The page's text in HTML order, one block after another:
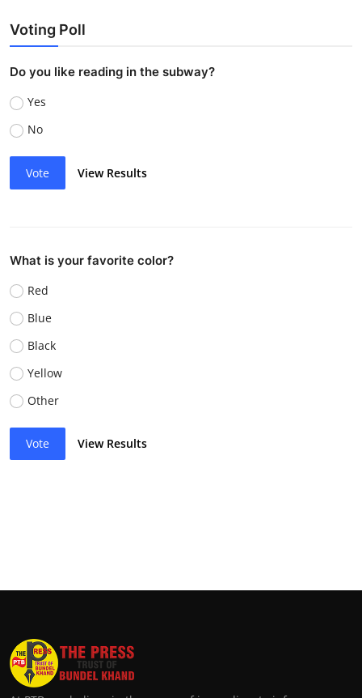
Voting Poll
Do you like reading in the subway?
Yes
No
Vote View Results
What is your favorite color?
Red
Blue
Black
Yellow
Other
Vote View Results